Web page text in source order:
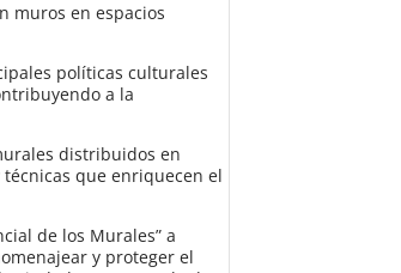
muros en espacios
políticas culturales
a la
distribuidos en
que enriquecen el
de los Murales” a
y proteger el